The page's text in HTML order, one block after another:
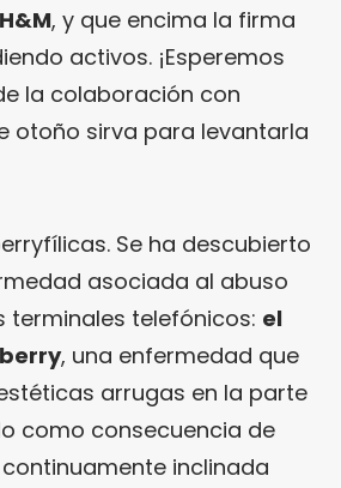
, y que encima la firma
activos. ¡Esperemos
la colaboración con
otoño sirva para levantarla
Se ha descubierto
asociada al abuso
terminales telefónicos: el
, una enfermedad que
arrugas en la parte
como consecuencia de
inclinada